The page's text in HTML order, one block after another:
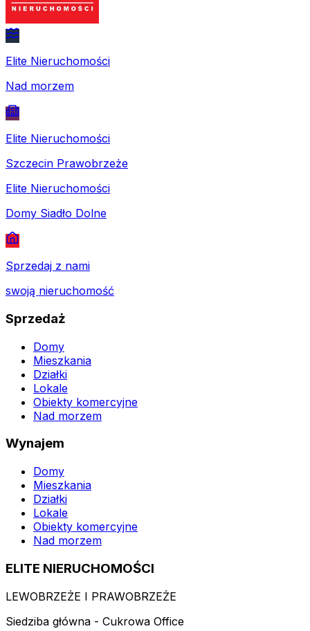
Elite Nieruchomości
Nad morzem
Elite Nieruchomości
Szczecin Prawobrzeże
Elite Nieruchomości
Domy Siadło Dolne
Sprzedaj z nami
swoją nieruchomość
Sprzedaż
Domy
Mieszkania
Działki
Lokale
Obiekty komercyjne
Nad morzem
Wynajem
Domy
Mieszkania
Działki
Lokale
Obiekty komercyjne
Nad morzem
ELITE NIERUCHOMOŚCI
LEWOBRZEŻE I PRAWOBRZEŻE
Siedziba główna - Cukrowa Office